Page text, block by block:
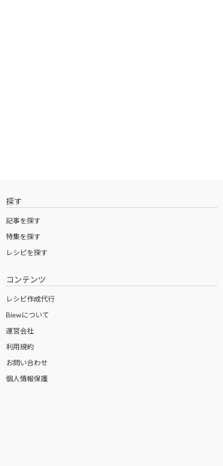
探す
記事を探す
特集を探す
レシピを探す
コンテンツ
レシピ作成代行
Biewについて
運営会社
利用規約
お問い合わせ
個人情報保護